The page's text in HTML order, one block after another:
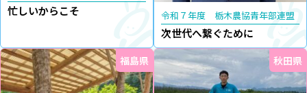
忙しいからこそ 令和７年度 栃木農協青年部連盟
次世代へ繋ぐために
福島県 秋田県